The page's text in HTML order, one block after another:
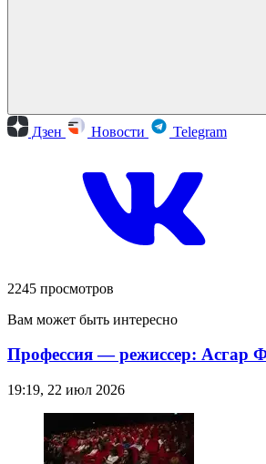
Дзен Новости Telegram
2245 просмотров
Вам может быть интересно
Профессия — режиссер: Асгар
19:19, 22 июл 2026